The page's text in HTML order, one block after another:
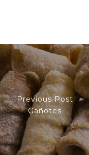
Previous Post
Gañotes